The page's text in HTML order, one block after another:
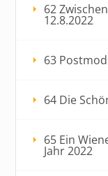
62
12.8.2022
63
64 Die
65 Ein
Jahr 2022